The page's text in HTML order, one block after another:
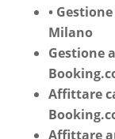
•
Milano
Gestione
Affittare
Affittare